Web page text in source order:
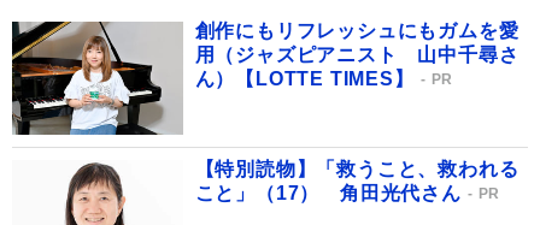
創作にもリフレッシュにもガムを愛
用（ジャズピアニスト 山中千尋さ
ん）【LOTTE TIMES】
PR
【特別読物】「救うこと、救われる
こと」（17） 角田光代さん
PR